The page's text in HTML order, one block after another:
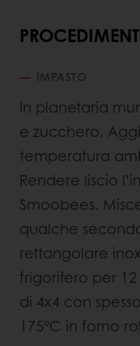
IMPASTO
In planetaria
e zucchero.
temperatura
Rendere liscio
Smoobees.
qualche
rettangolare
frigorifero per
di 4x4 con
175°C in forno